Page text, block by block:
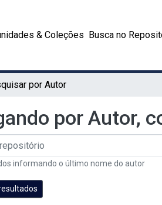
& Coleções Busca no
por Autor
por Autor,
informando o último nome do autor